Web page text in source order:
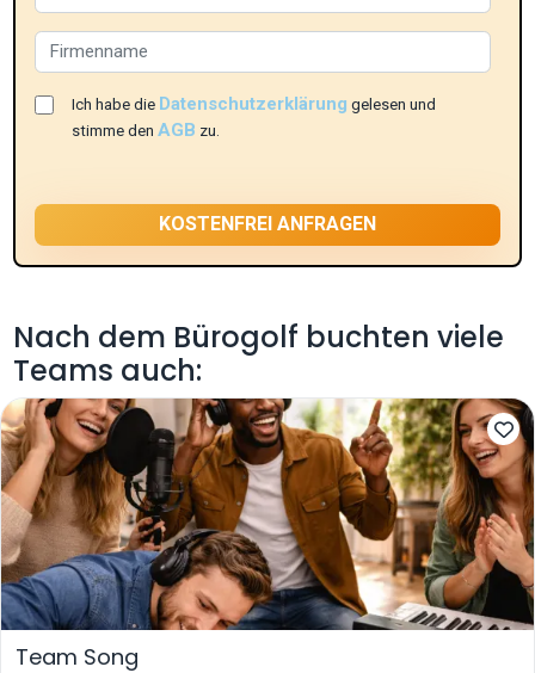
Ich habe die Datenschutzerklärung gelesen und
stimme denAGB zu.
Nach dem Bürogolf buchten viele
Teams auch:
Team Song